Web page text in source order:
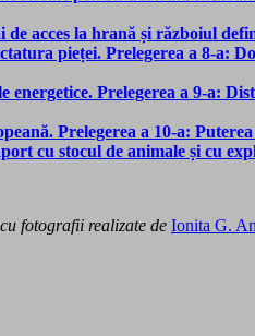
de acces la hrană și războiul
pieței. Prelegerea a 8-a:
Prelegerea a 9-a:
Prelegerea a 10-a:
cu stocul de animale și cu
fotografii realizate de Ionita G.